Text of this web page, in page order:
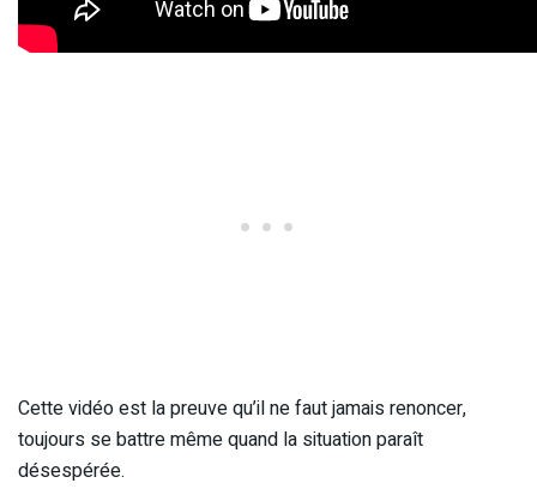
Cette vidéo est la preuve qu’il ne faut jamais renoncer,
toujours se battre même quand la situation paraît
désespérée.